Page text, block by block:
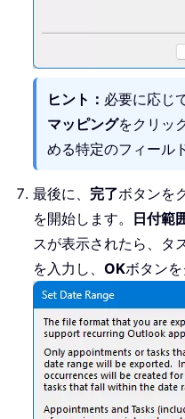
ヒント： 必要に応じて
マッピングをクリッ
める特定のフィール
最後に、 完了ボタンを
を開始します。 日付範
スが表示されたら、タ
を入力し、 OKボタンを